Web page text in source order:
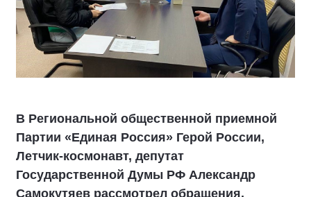
В Региональной общественной приемной
Партии «Единая Россия» Герой России,
Летчик-космонавт, депутат
Государственной Думы РФ Александр
Самокутяев рассмотрел обращения,